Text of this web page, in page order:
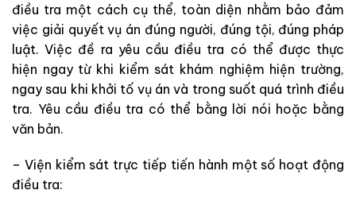
điều tra một cách cụ thể, toàn diện nhằm bảo đảm
việc giải quyếtvụ án đúng người, đúng tội, đúng pháp
luật.Việc đề ra yêu cầu điều tra có thể được thực
hiện ngay từ khi kiểm sát khám nghiệm hiện trường,
ngay sau khi khởi tố vụ ánvà trong suốt quá trình điều
tra. Yêu cầu điều tra có thể bằng lời nói hoặc bằng
văn bản.
– Viện kiểm sát trực tiếp tiến hành một số hoạt động
điều tra: